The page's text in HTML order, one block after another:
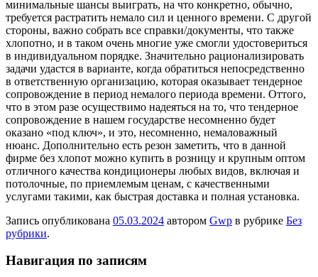
минимальные шансы выиграть, на что конкретно, обычно,
требуется растратить немало сил и ценного времени. С другой
стороны, важно собрать все справки/документы, что также
хлопотно, и в таком очень многие уже смогли удостовериться
в индивидуальном порядке. Значительно рационализировать
задачи удастся в варианте, когда обратиться непосредственно
в ответственную организацию, которая оказывает тендерное
сопровождение в период немалого периода времени. Оттого,
что в этом разе осуществимо надеяться на то, что тендерное
сопровождение в нашем государстве несомненно будет
оказано «под ключ», и это, несомненно, немаловажный
нюанс. Дополнительно есть резон заметить, что в данной
фирме без хлопот можно купить в розницу и крупным оптом
отличного качества кондиционеры любых видов, включая и
потолочные, по приемлемым ценам, с качественными
услугами такими, как быстрая доставка и полная установка.
Запись опубликована 05.03.2024 автором Gwp в рубрике Без
рубрики.
Навигация по записям